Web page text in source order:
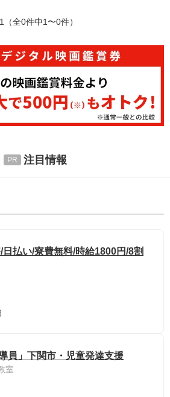
（全0件中1〜0件）
注目情報
払い/寮費無料/時給1800円/8割
員」下関市・児童発達支援
室